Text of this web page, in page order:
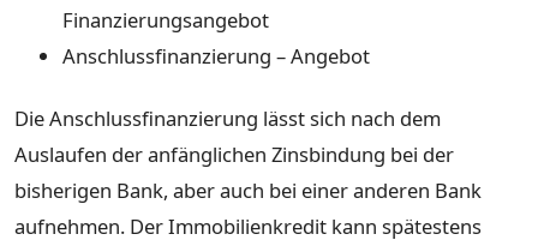
Finanzierungsangebot
Anschlussfinanzierung – Angebot
Die Anschlussfinanzierung lässt sich nach dem
Auslaufen der anfänglichen Zinsbindung bei der
bisherigen Bank, aber auch bei einer anderen Bank
aufnehmen. Der Immobilienkredit kann spätestens